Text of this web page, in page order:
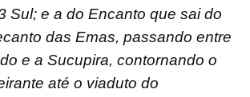
Sul; e a do Encanto que sai do
das Emas, passando entre
e a Sucupira, contornando o
até o viaduto do